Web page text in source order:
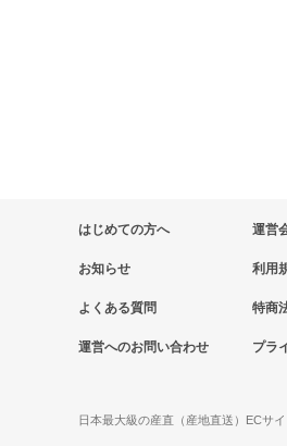
はじめての方へ
お知らせ
よくある質問
運営へのお問い合わせ
運営
利用
特商
プラ
日本最大級の産直（産地直送）ECサ